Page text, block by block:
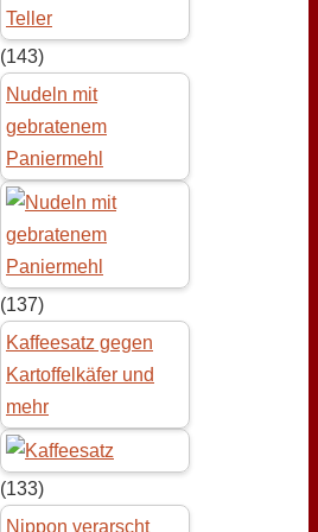
(143)
Nudeln mit
gebratenem
Paniermehl
(137)
Kaffeesatz gegen
Kartoffelkäfer und
mehr
(133)
Nippon verarscht